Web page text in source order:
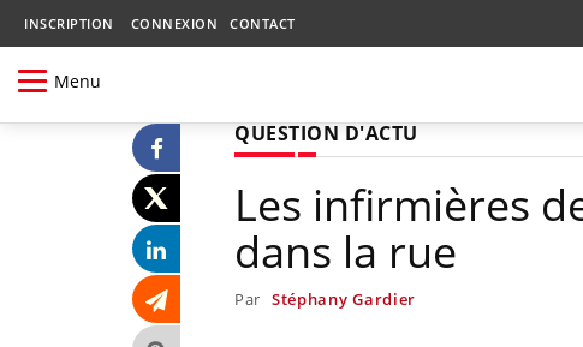
INSCRIPTION CONNEXION CONTACT
Menu
QUESTION D'ACTU
Les infirmières
dans la rue
Par Stéphany Gardier